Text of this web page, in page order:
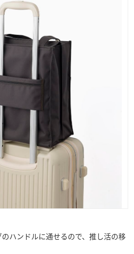
ハンドルに通せるので、推し活の移